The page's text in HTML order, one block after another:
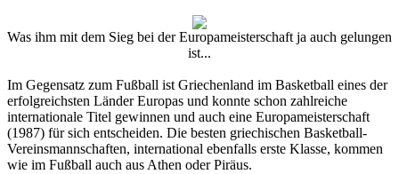
Was ihm mit dem Sieg bei der Europameisterschaft ja auch gelungen
ist...
Im Gegensatz zum Fußball ist Griechenland im Basketball eines der
erfolgreichsten Länder Europas und konnte schon zahlreiche
internationale Titel gewinnen und auch eine Europameisterschaft
(1987) für sich entscheiden. Die besten griechischen Basketball-
Vereinsmannschaften, international ebenfalls erste Klasse, kommen
wie im Fußball auch aus Athen oder Piräus.